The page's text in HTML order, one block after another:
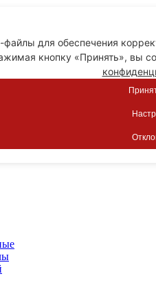
для обеспечения
кнопку «Принять», вы